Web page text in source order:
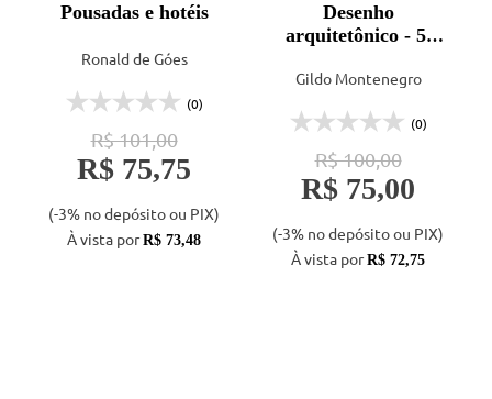
Pousadas e hotéis
Ronald de Góes
(0)
R$ 101,00
R$ 75,75
(-3% no depósito ou PIX)
À vista porR$ 73,48
Desenho
arquitetônico - 5ª
Gildo Montenegro
(0)
R$ 100,00
R$ 75,00
(-3% no depósito ou PIX)
À vista porR$ 72,75